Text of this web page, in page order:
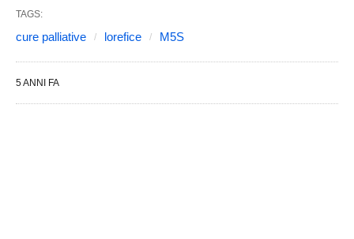
TAGS:
cure palliative lorefice M5S
5 ANNI FA